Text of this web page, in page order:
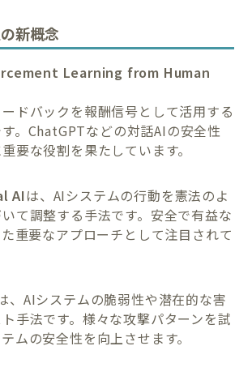
新概念
Learning from Human
ドバックを報酬信号として活用する
。ChatGPTなどの対話AIの安全性
要な役割を果たしています。
AIは、AIシステムの行動を憲法のよ
て調整する手法です。安全で有益な
重要なアプローチとして注目されて
、AIシステムの脆弱性や潜在的な害
手法です。様々な攻撃パターンを試
ムの安全性を向上させます。